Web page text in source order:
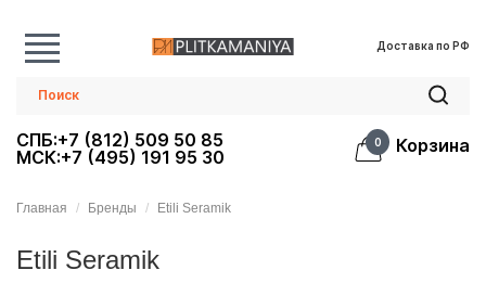
Доставка по РФ
СПБ:+7 (812) 509 50 85
МСК:+7 (495) 191 95 30
0 Корзина
Главная Бренды Etili Seramik
Etili Seramik